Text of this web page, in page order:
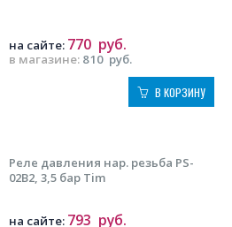
в магазине: 810 руб.
на сайте: 770 руб.
В КОРЗИНУ
Реле давления нар. резьба PS-
02B2, 3,5 бар Tim
на сайте: 793 руб.